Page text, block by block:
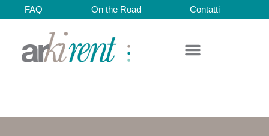
FAQ On the Road Contatti